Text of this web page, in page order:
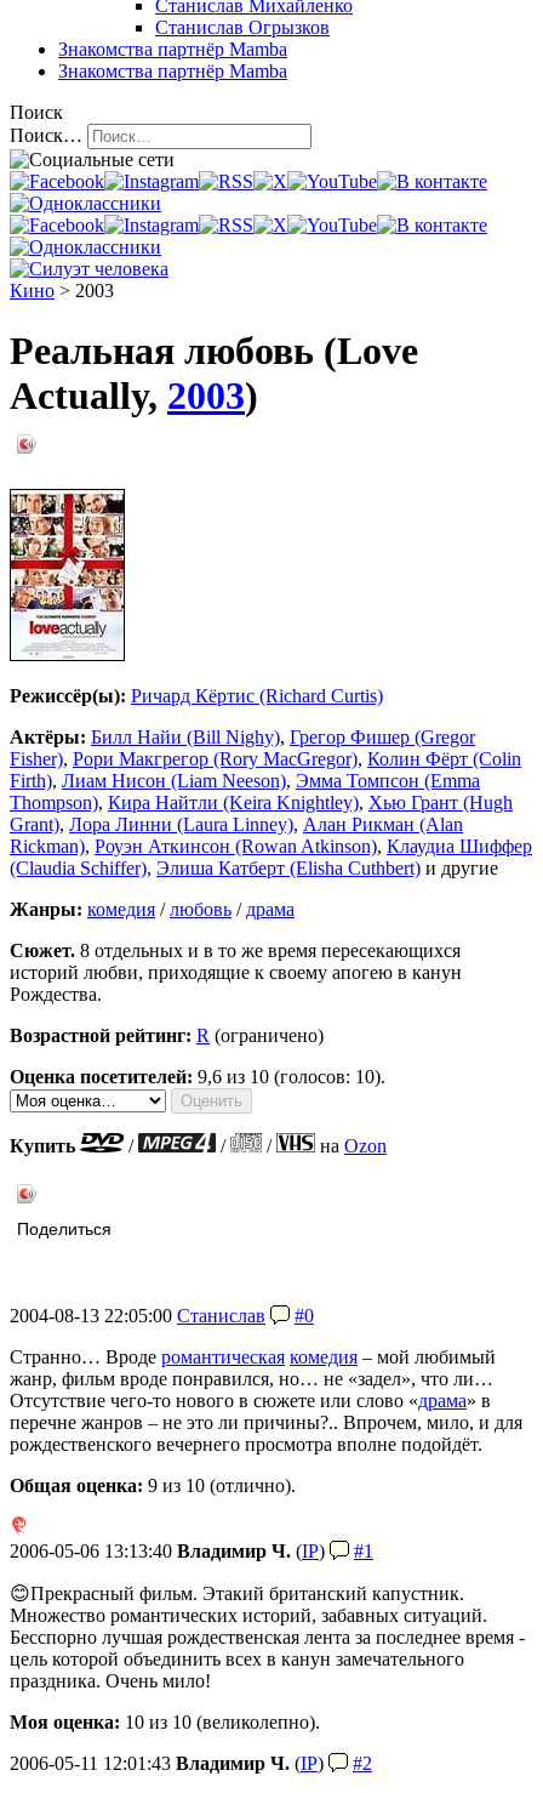
Станислав Михайленко
Станислав Огрызков
Знакомства партнёр Mamba
Знакомства партнёр Mamba
Поиск
Поиск…
Кино > 2003
Реальная любовь (Love
Actually, 2003)
Режиссёр(ы): Ричард Кёртис (Richard Curtis)
Актёры: Билл Найи (Bill Nighy), Грегор Фишер (Gregor
Fisher), Рори Макгрегор (Rory MacGregor), Колин Фёрт (Colin
Firth), Лиам Нисон (Liam Neeson), Эмма Томпсон (Emma
Thompson), Кира Найтли (Keira Knightley), Хью Грант (Hugh
Grant), Лора Линни (Laura Linney), Алан Рикман (Alan
Rickman), Роуэн Аткинсон (Rowan Atkinson), Клаудиа Шиффер
(Claudia Schiffer), Элиша Катберт (Elisha Cuthbert) и другие
Жанры: комедия /любовь / драма
Сюжет. 8 отдельных и в то же время пересекающихся
историй любви, приходящие к своему апогею в канун
Рождества.
Возрастной рейтинг: R (ограничено)
Оценка посетителей: 9,6 из 10 (голосов: 10).
Купить / / / наOzon
Поделиться
2004-08-13 22:05:00 Станислав
#0
Странно… Вроде романтическая комедия – мой любимый
жанр, фильм вроде понравился, но… не «задел», что ли…
Отсутствие чего-то нового в сюжете или слово «драма» в
перечне жанров – не это ли причины?.. Впрочем, мило, и для
рождественского вечернего просмотра вполне подойдёт.
Общая оценка: 9 из 10 (отлично).
2006-05-06 13:13:40 Владимир Ч. (IP) #1
😊Прекрасный фильм. Этакий британский капустник.
Множество романтических историй, забавных ситуаций.
Бесспорно лучшая рождественская лента за последнее время -
цель которой объединить всех в канун замечательного
праздника. Очень мило!
Моя оценка: 10 из 10 (великолепно).
2006-05-11 12:01:43 Владимир Ч. (IP)
#2